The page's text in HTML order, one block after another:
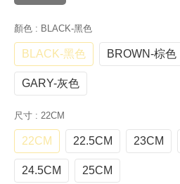
顏色 : BLACK-黑色
BLACK-黑色 BROWN-棕色
GARY-灰色
尺寸 : 22CM
22CM 22.5CM 23CM
24.5CM 25CM